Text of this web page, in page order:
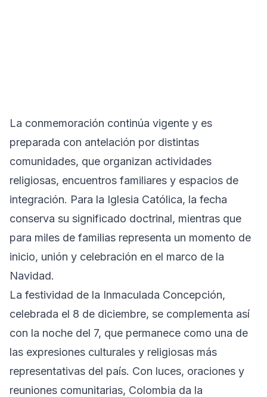
La conmemoración continúa vigente y es
preparada con antelación por distintas
comunidades, que organizan actividades
religiosas, encuentros familiares y espacios de
integración. Para la Iglesia Católica, la fecha
conserva su significado doctrinal, mientras que
para miles de familias representa un momento de
inicio, unión y celebración en el marco de la
Navidad.
La festividad de la Inmaculada Concepción,
celebrada el 8 de diciembre, se complementa así
con la noche del 7, que permanece como una de
las expresiones culturales y religiosas más
representativas del país. Con luces, oraciones y
reuniones comunitarias, Colombia da la